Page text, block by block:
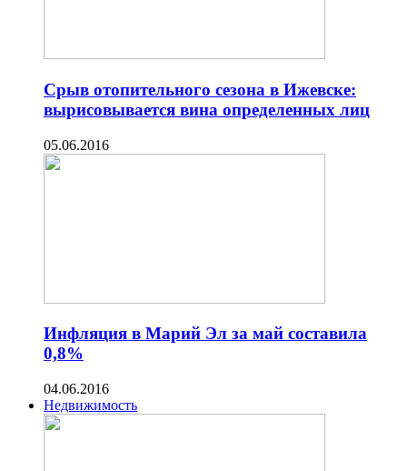
Срыв отопительного сезона в Ижевске:
вырисовывается вина определенных лиц
05.06.2016
Инфляция в Марий Эл за май составила
0,8%
04.06.2016
Недвижимость